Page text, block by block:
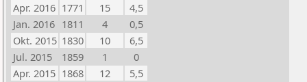
Apr. 2016 1771 15
4,5
Jan. 2016 1811 4
0,5
Okt. 2015 1830 10
6,5
Jul. 2015
1859 1
0
Apr. 2015 1868 12
5,5